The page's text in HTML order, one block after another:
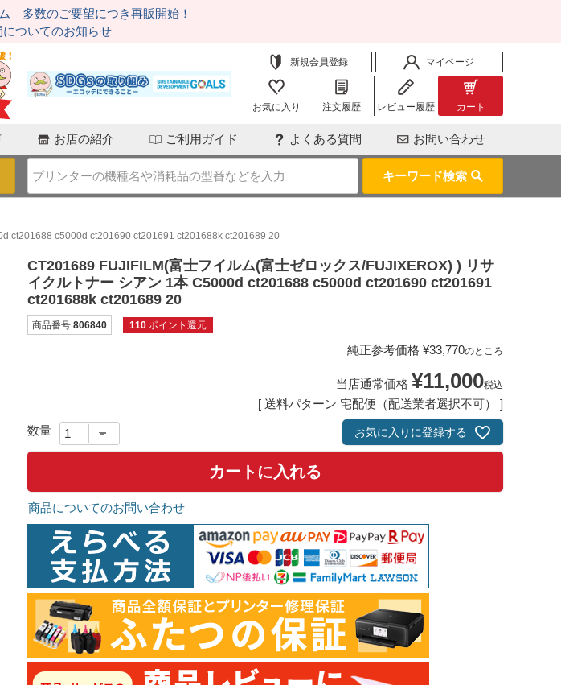
多数のご要望につき再販開始！
ついてのお知らせ
新規会員登録 マイページ
お気に入り 注文履歴 レビュー履歴 カート
お店の紹介 ご利用ガイド よくある質問 お問い合わせ
キーワード検索
ct201688 c5000d ct201690 ct201691 ct201688k ct201689 20
CT201689 FUJIFILM(富士フイルム(富士ゼロックス/FUJIXEROX) ) リサ
イクルトナー シアン 1本 C5000d ct201688 c5000d ct201690 ct201691
ct201688k ct201689 20
商品番号 806840 110 ポイント還元
純正参考価格 ¥33,770のところ
当店通常価格 ¥11,000税込
送料パターン 宅配便（配送業者選択不可）
お気に入りに登録する
カートに入れる
商品についてのお問い合わせ